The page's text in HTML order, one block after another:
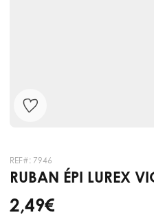
REF#: 7946
RUBAN ÉPI LUREX
2,49 €